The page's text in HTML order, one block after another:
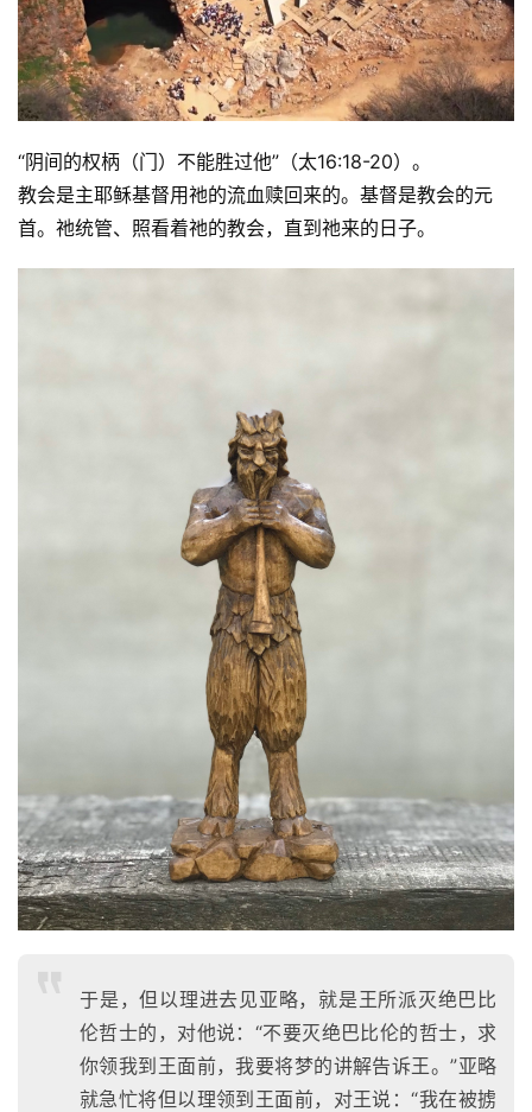
“阴间的权柄（门）不能胜过他”（太16:18-20）。
教会是主耶稣基督用祂的流血赎回来的。基督是教会的元
首。祂统管、照看着祂的教会，直到祂来的日子。
于是，但以理进去见亚略，就是王所派灭绝巴比
伦哲士的，对他说：“不要灭绝巴比伦的哲士，求
你领我到王面前，我要将梦的讲解告诉王。”亚略
就急忙将但以理领到王面前，对王说：“我在被掳